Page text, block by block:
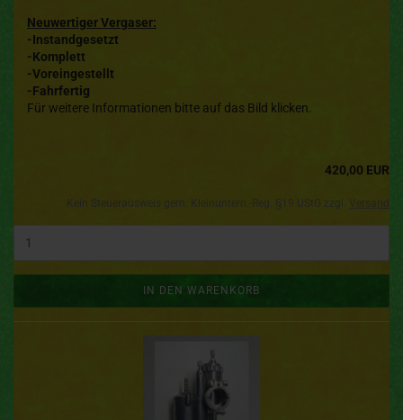
Neuwertiger Vergaser:
-Instandgesetzt
-Komplett
-Voreingestellt
-Fahrfertig
Für weitere Informationen bitte auf das Bild klicken.
420,00 EUR
IN DEN WARENKORB